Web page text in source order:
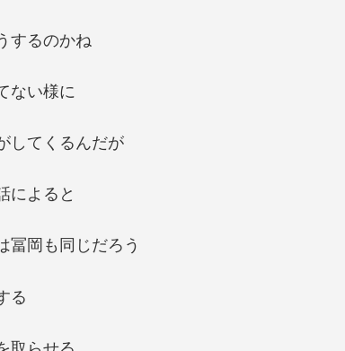
するのかね
ない様に
してくるんだが
によると
冨岡も同じだろう
る